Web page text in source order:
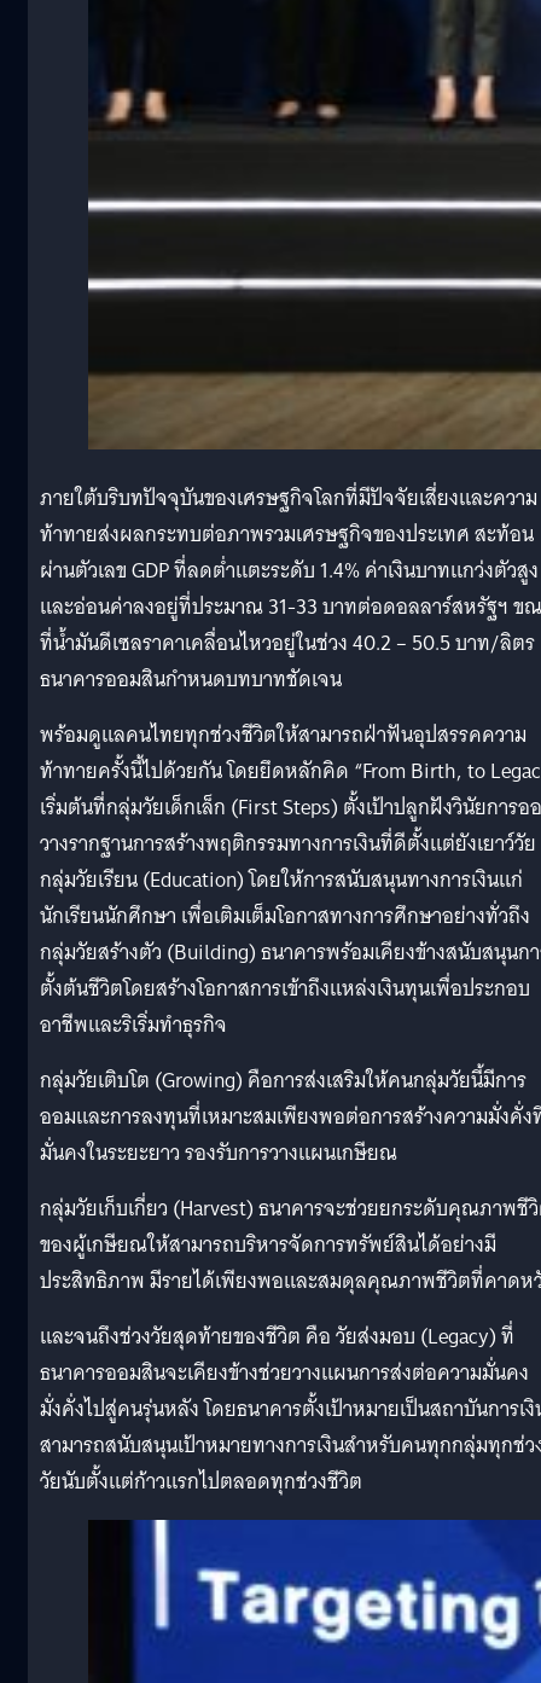
ภายใต้บริบทปัจจุบันของเศรษฐกิจโลกที่มีปัจจัยเสี่ยงและความ
ท้าทายส่งผลกระทบต่อภาพรวมเศรษฐกิจของประเทศ สะท้อน
ผ่านตัวเลข GDP ที่ลดต่ำแตะระดับ 1.4% ค่าเงินบาทแกว่งตัวสูง
และอ่อนค่าลงอยู่ที่ประมาณ 31-33 บาทต่อดอลลาร์สหรัฐฯ ข
ที่น้ำมันดีเซลราคาเคลื่อนไหวอยู่ในช่วง 40.2 – 50.5 บาท/ลิตร
ธนาคารออมสินกำหนดบทบาทชัดเจน
พร้อมดูแลคนไทยทุกช่วงชีวิตให้สามารถฝ่าฟันอุปสรรคความ
ท้าทายครั้งนี้ไปด้วยกัน โดยยึดหลักคิด “From Birth, to
เริ่มต้นที่กลุ่มวัยเด็กเล็ก (First Steps) ตั้งเป้าปลูกฝังวินัยการอ
วางรากฐานการสร้างพฤติกรรมทางการเงินที่ดีตั้งแต่ยังเยาว์วัย
กลุ่มวัยเรียน (Education) โดยให้การสนับสนุนทางการเงินแก่
นักเรียนนักศึกษา เพื่อเติมเต็มโอกาสทางการศึกษาอย่างทั่วถึง
กลุ่มวัยสร้างตัว (Building) ธนาคารพร้อมเคียงข้างสนับสนุนก
ตั้งต้นชีวิตโดยสร้างโอกาสการเข้าถึงแหล่งเงินทุนเพื่อประกอบ
อาชีพและริเริ่มทำธุรกิจ
กลุ่มวัยเติบโต (Growing) คือการส่งเสริมให้คนกลุ่มวัยนี้มีการ
ออมและการลงทุนที่เหมาะสมเพียงพอต่อการสร้างความมั่งคั่ง
มั่นคงในระยะยาว รองรับการวางแผนเกษียณ
กลุ่มวัยเก็บเกี่ยว (Harvest) ธนาคารจะช่วยยกระดับคุณภาพชี
ของผู้เกษียณให้สามารถบริหารจัดการทรัพย์สินได้อย่างมี
ประสิทธิภาพ มีรายได้เพียงพอและสมดุลคุณภาพชีวิตที่คาดห
และจนถึงช่วงวัยสุดท้ายของชีวิต คือ วัยส่งมอบ (Legacy) ที่
ธนาคารออมสินจะเคียงข้างช่วยวางแผนการส่งต่อความมั่นคง
มั่งคั่งไปสู่คนรุ่นหลัง โดยธนาคารตั้งเป้าหมายเป็นสถาบันการเ
สามารถสนับสนุนเป้าหมายทางการเงินสำหรับคนทุกกลุ่มทุกช่ว
วัยนับตั้งแต่ก้าวแรกไปตลอดทุกช่วงชีวิต